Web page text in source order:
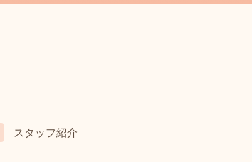
スタッフ紹介